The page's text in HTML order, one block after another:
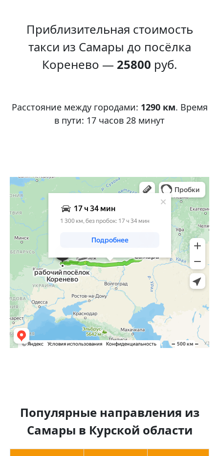
Приблизительная стоимость
такси из Самары до посёлка
Коренево — 25800 руб.
Расстояние между городами: 1290 км. Время
в пути: 17 часов 28 минут
Яндекс Карты
Яндекс Карты
Яндекс Карты ― транспорт, навигация, поиск мест
Популярные направления из
Самары в Курской области